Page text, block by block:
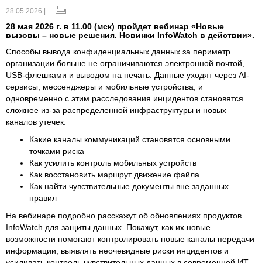
28.05.2026 |
28 мая 2026 г. в 11.00 (мск) пройдет вебинар «Новые
вызовы – новые решения. Новинки InfoWatch в действии».
Способы вывода конфиденциальных данных за периметр
организации больше не ограничиваются электронной почтой,
USB-флешками и выводом на печать. Данные уходят через AI-
сервисы, мессенджеры и мобильные устройства, и
одновременно с этим расследования инцидентов становятся
сложнее из-за распределенной инфраструктуры и новых
каналов утечек.
Какие каналы коммуникаций становятся основными
точками риска
Как усилить контроль мобильных устройств
Как восстановить маршрут движение файла
Как найти чувствительные документы вне заданных
правил
На вебинаре подробно расскажут об обновлениях продуктов
InfoWatch для защиты данных. Покажут, как их новые
возможности помогают контролировать новые каналы передачи
информации, выявлять неочевидные риски инцидентов и